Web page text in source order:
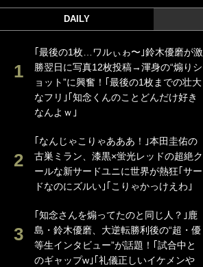
DAILY
｢最後の1枚…ワルぃゎ〜｣鈴木優磨が激
勝翌日に写真12枚投稿→渾身の“煽りシ
ョット”に興奮！｢最後の1枚までの壮大
なフリ｣｢知念くんのことどんだけ好き
なんよｗ｣
｢なんじゃこりゃあああ！｣本田圭佑の
古巣ミラン、漆黒×蛍光レッドの超絶ク
ールな新サードユニに世界が熱狂｢サー
ドなのにズルい｣｢こりゃかっけえわ｣
｢知念さんを煽ってたのと同じ人？｣鹿
島・鈴木優磨、大逆転勝利後の“超・優
等生インタビュー”が話題！｢試合中と
のギャップw｣｢礼儀正しいイケメンや